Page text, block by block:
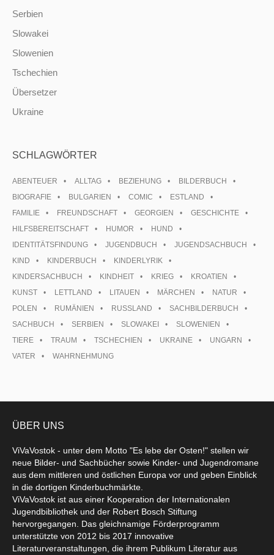
Serbien
Slowakei
Slowenien
Tschechien
Übersetzer
Ukraine
SCHLAGWÖRTER
ABENTEUER ALLTAG BEZIEHUNG
BILDERBUCH
BIOGRAFIE
BULGARIEN COMIC
ESTLAND
FAMILIE
FREUNDSCHAFT GEORGIEN
GESCHICHTE
HILFSBEREITSCHAFT
HUMOR
HUND
IDENTITÄTSFINDUNG
JUGENDBUCH
JUGENDSACHBUCH
KIND
KINDERBUCH
KINDERLYRIK
KINDERSACHBUCH
KINDHEIT KRIEG
KROATIEN
KUNST
LETTLAND LITAUEN MÄRCHEN
NATUR
POLEN
RUMÄNIEN RUSSLAND
SACHBILDERBUCH
SACHBUCH
SERBIEN SLOWAKEI
SLOWENIEN
TIERE
TRAUM TSCHECHIEN UKRAINE
UNGARN
VATER
WAHRNEHMUNG
ÜBER UNS
ViVaVostok - unter dem Motto "Es lebe der Osten!" stellen wir
neue Bilder- und Sachbücher sowie Kinder- und Jugendromane
aus dem mittleren und östlichen Europa vor und geben Einblick
in die dortigen Kinderbuchmärkte.
ViVaVostok ist aus einer Kooperation der Internationalen
Jugendbibliothek und der Robert Bosch Stiftung
hervorgegangen. Das gleichnamige Förderprogramm
unterstützte von 2012 bis 2017 innovative
Literaturveranstaltungen, die ihrem Publikum Literatur aus